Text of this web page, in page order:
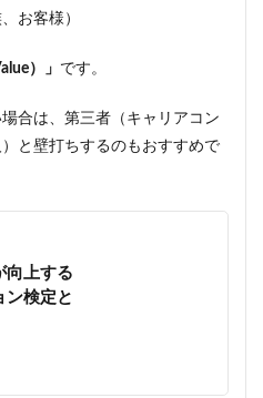
お客様）
）」 です。
合は、第三者（キャリアコン
と壁打ちするのもおすすめで
向上する
ン検定と